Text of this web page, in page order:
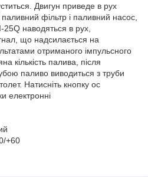
Двигун приведе в рух
фільтр і паливний насос,
25Q наводяться в рух,
що надсилається на
отриманого імпульсного
кількість палива, після
паливо виводиться з труби
Натисніть кнопку ос
електронні
+60